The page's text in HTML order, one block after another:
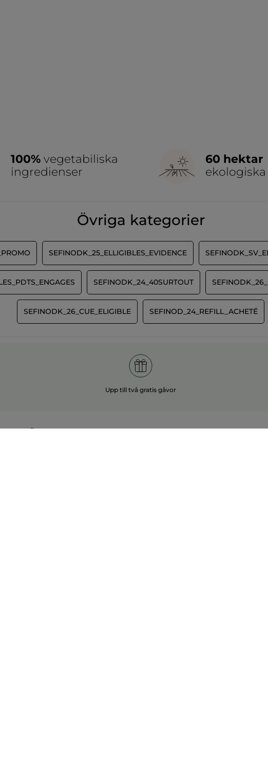
100% vegetabiliska
ingredienser
60 hektar
Övriga kategorier
SEFINODK_25_ELLIGIBLES_EVIDENCE
SEFINODK_24_40SURTOUT
SEFINODK_26_CUE_ELIGIBLE SEFINOD_24_REFILL_ACHETÉ
Upp till två gratis gåvor
POPULÄRA KATEGORIER